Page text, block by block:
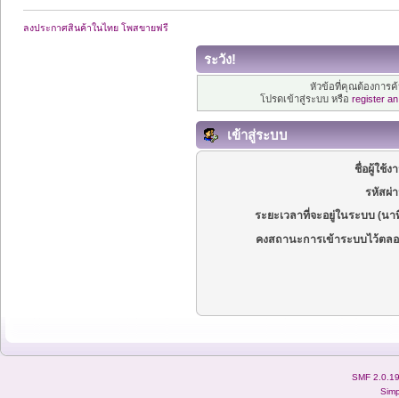
ลงประกาศสินค้าในไทย โพสขายฟรี
ระวัง!
หัวข้อที่คุณต้องการ
โปรดเข้าสู่ระบบ หรือ register
เข้าสู่ระบบ
ชื่อผู้ใช้ง
รหัสผ่
ระยะเวลาที่จะอยู่ในระบบ (นา
คงสถานะการเข้าระบบไว้ตล
SMF 2.0.19